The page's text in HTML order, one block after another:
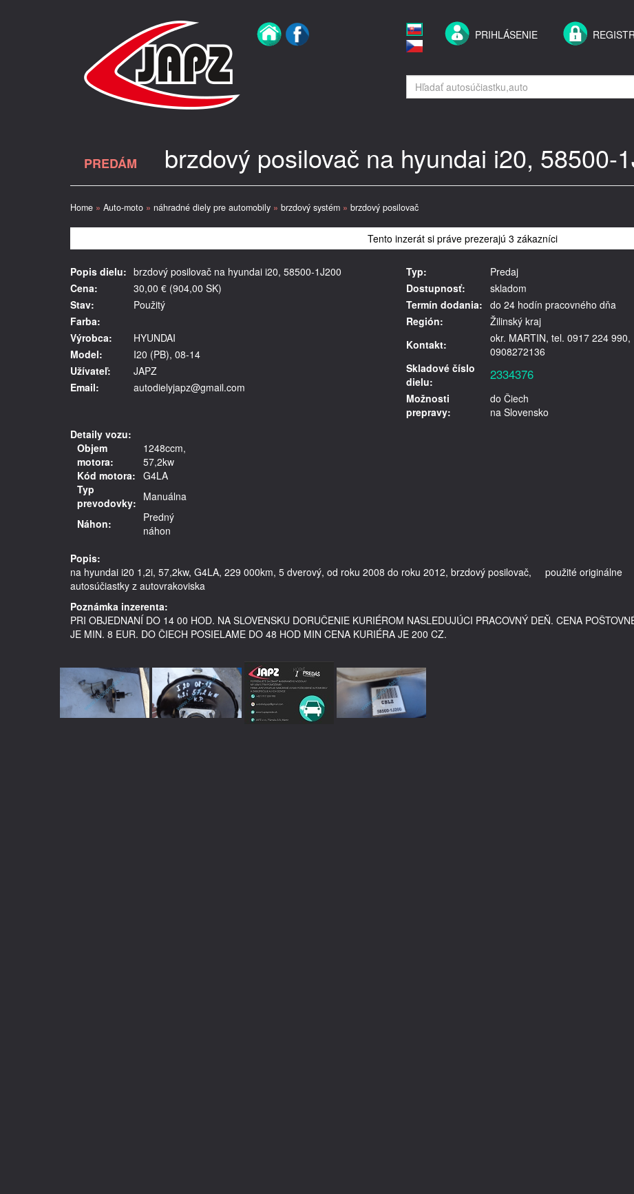
PRIHLÁSENIE
PREDÁM brzdový posilovač na hyundai i20, 58500-
Home » Auto-moto » náhradné diely pre automobily » brzdový systém » brzdový posilovač
Tento inzerát si práve prezerajú 3 zákazníci
Popis dielu: brzdový posilovač na hyundai i20, 58500-1J200
Cena:
30,00 € (904,00 SK)
Stav:
Použitý
Farba:
Výrobca:
HYUNDAI
Model:
I20 (PB), 08-14
Užívateľ:
JAPZ
Email:
autodielyjapz@gmail.com
Typ:
Predaj
Dostupnosť:
skladom
Termín dodania: do 24 hodín pracovného dňa
Región:
Žilinský kraj
Kontakt:
okr. MARTIN, tel. 0917 224 990,
0908272136
Skladové číslo
dielu:
2334376
Možnosti
prepravy:
do Čiech
na Slovensko
Detaily vozu:
Objem
motora:
1248ccm,
57,2kw
Kód motora: G4LA
Typ
prevodovky: Manuálna
Náhon:
Predný
náhon
Popis:
na hyundai i20 1,2i, 57,2kw, G4LA, 229 000km, 5 dverový, od roku 2008 do roku 2012, brzdový posilovač,     použité originálne
Poznámka inzerenta:
PRI OBJEDNANÍ DO 14 00 HOD. NA SLOVENSKU DORUČENIE KURIÉROM NASLEDUJÚCI PRACOVNÝ DEŇ. CENA
JE MIN. 8 EUR. DO ČIECH POSIELAME DO 48 HOD MIN CENA KURIÉRA JE 200 CZ.